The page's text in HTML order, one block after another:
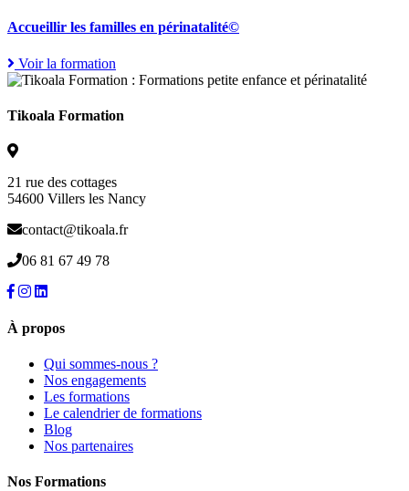
Accueillir les familles en périnatalité©
Voir la formation
Tikoala Formation
21 rue des cottages
54600 Villers les Nancy
contact@tikoala.fr
06 81 67 49 78
À propos
Qui sommes-nous ?
Nos engagements
Les formations
Le calendrier de formations
Blog
Nos partenaires
Nos Formations